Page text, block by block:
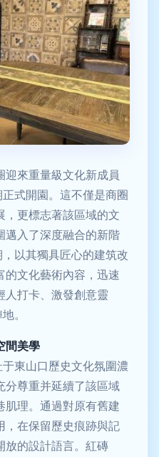
迎來重量級文化新成員
式開園。這不僅是商圈
，更標志著該區域的文
邁入了深度融合的新階
以其獨具匠心的建筑改
的文化藝術內容，迅速
人打卡、激發創意靈
。
間美學
東山口歷史文化氛圍濃
分尊重并延續了該區域
肌理。通過對原有舊建
，在保留歷史痕跡與記
放的設計語言。紅磚